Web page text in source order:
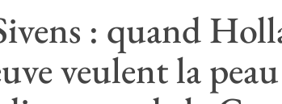
: quand
veulent la